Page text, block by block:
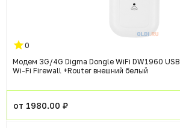
0
Модем 3G/4G Digma Dongle WiFi DW1960 USB
Wi-Fi Firewall +Router внешний белый
от 1980.00 ₽